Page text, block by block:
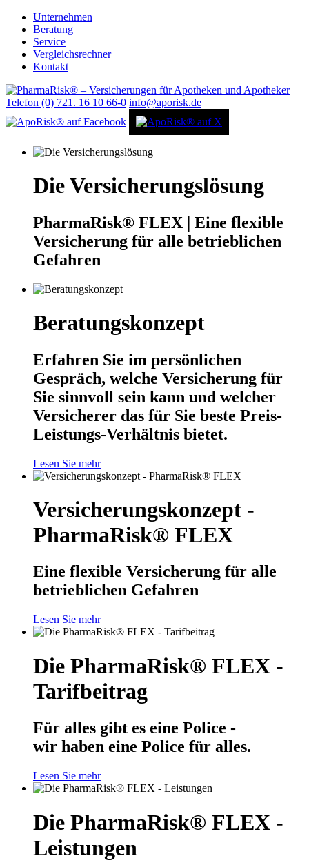
Unternehmen
Beratung
Service
Vergleichsrechner
Kontakt
Telefon (0) 721. 16 10 66-0 info@aporisk.de
Die Versicherungslösung
PharmaRisk® FLEX | Eine flexible
Versicherung für alle betrieblichen
Gefahren
Beratungskonzept
Erfahren Sie im persönlichen
Gespräch, welche Versicherung für
Sie sinnvoll sein kann und welcher
Versicherer das für Sie beste Preis-
Leistungs-Verhältnis bietet.
Lesen Sie mehr
Versicherungskonzept -
PharmaRisk® FLEX
Eine flexible Versicherung für alle
betrieblichen Gefahren
Lesen Sie mehr
Die PharmaRisk® FLEX -
Tarifbeitrag
Für alles gibt es eine Police -
wir haben eine Police für alles.
Lesen Sie mehr
Die PharmaRisk® FLEX -
Leistungen